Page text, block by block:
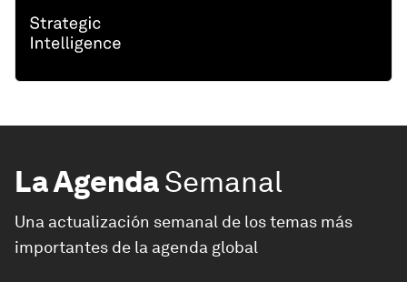
La AgendaSemanal
Una actualización semanal de los temas más
importantes de la agenda global